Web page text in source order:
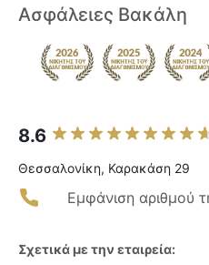
Ασφάλειες Βακάλη
8.6
Θεσσαλονίκη, Καρακάση 29
Εμφάνιση αριθμού
Σχετικά με την εταιρεία: